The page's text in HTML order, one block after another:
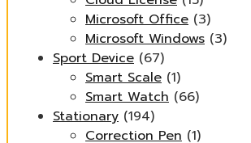
Microsoft Office (3)
Microsoft Windows (3)
Sport Device (67)
Smart Scale (1)
Smart Watch (66)
Stationary (194)
Correction Pen (1)